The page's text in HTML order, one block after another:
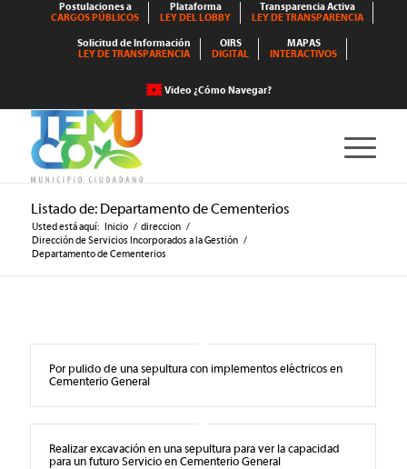
Postulaciones a
CARGOS PÚBLICOS
Plataforma
LEY DEL LOBBY
Transparencia Activa
LEY DE TRANSPARENCIA
Solicitud de Información
LEY DE TRANSPARENCIA
OIRS
DIGITAL
MAPAS
INTERACTIVOS
Video ¿Cómo Navegar?
Listado de: Departamento de Cementerios
Usted está aquí: Inicio / direccion /
Dirección de Servicios Incorporados a la Gestión /
Departamento de Cementerios
Por pulido de una sepultura con implementos eléctricos en
Cementerio General
Realizar excavación en una sepultura para ver la capacidad
para un futuro Servicio en Cementerio General